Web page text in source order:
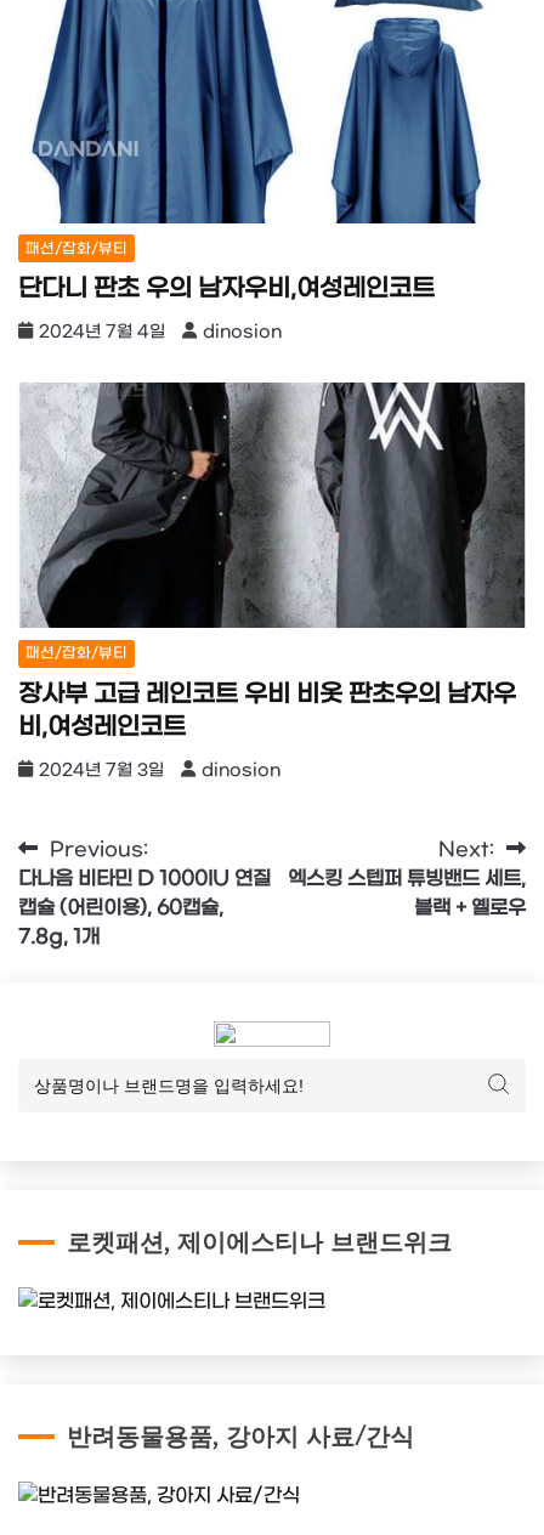
패션/잡화/뷰티
단다니 판초 우의 남자우비,여성레인코트
2024년 7월 4일 dinosion
패션/잡화/뷰티
장사부 고급 레인코트 우비 비옷 판초우의 남자우
비,여성레인코트
2024년 7월 3일 dinosion
글
탐
색
Previous:
다나음 비타민 D 1000IU 연질
캡슐 (어린이용), 60캡슐,
7.8g, 1개
Next:
엑스킹 스텝퍼 튜빙밴드 세트,
블랙 + 옐로우
로켓패션, 제이에스티나 브랜드위크
반려동물용품, 강아지 사료/간식